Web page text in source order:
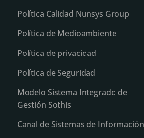
Política Calidad Nunsys Group
Política de Medioambiente
Política de privacidad
Política de Seguridad
Modelo Sistema Integrado de
Gestión Sothis
Canal de Sistemas de Información